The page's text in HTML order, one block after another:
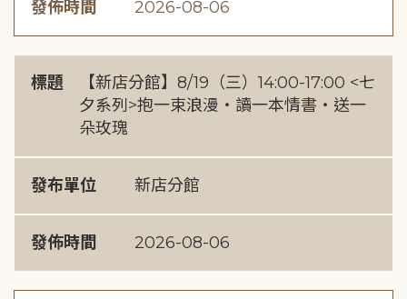
發佈時間 2026-08-06
標題
【新店分館】8/19（三）14:00-17:00 <七
夕系列>抱一束浪漫・讀一本情書・送一
朵玫瑰
發布單位 新店分館
發佈時間 2026-08-06